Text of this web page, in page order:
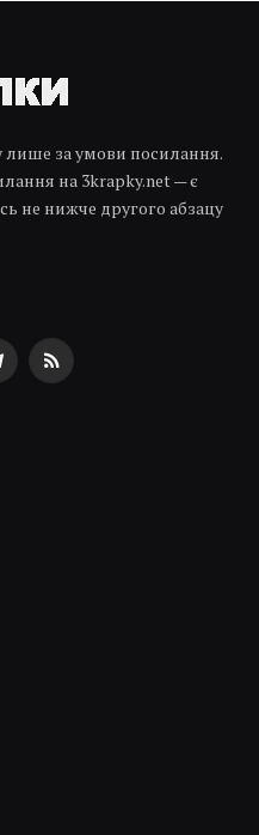
лише за умови посилання.
на 3krapky.net — є
не нижче другого абзацу
RSS